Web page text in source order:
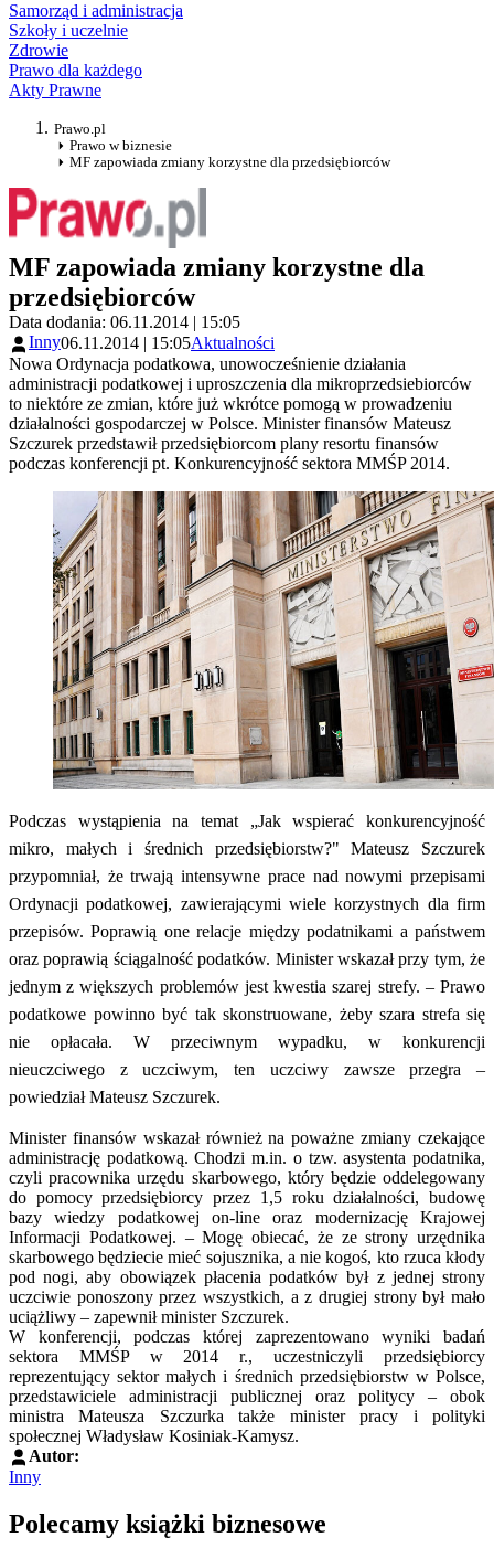
Samorząd i administracja
Szkoły i uczelnie
Zdrowie
Prawo dla każdego
Akty Prawne
Prawo.pl
Prawo w biznesie
MF zapowiada zmiany korzystne dla przedsiębiorców
MF zapowiada zmiany korzystne dla
przedsiębiorców
Data dodania: 06.11.2014 | 15:05
Inny06.11.2014 | 15:05Aktualności
Nowa Ordynacja podatkowa, unowocześnienie działania
administracji podatkowej i uproszczenia dla mikroprzedsiebiorców
to niektóre ze zmian, które już wkrótce pomogą w prowadzeniu
działalności gospodarczej w Polsce. Minister finansów Mateusz
Szczurek przedstawił przedsiębiorcom plany resortu finansów
podczas konferencji pt. Konkurencyjność sektora MMŚP 2014.
Podczas wystąpienia na temat „Jak wspierać konkurencyjność
mikro, małych i średnich przedsiębiorstw?" Mateusz Szczurek
przypomniał, że trwają intensywne prace nad nowymi przepisami
Ordynacji podatkowej, zawierającymi wiele korzystnych dla firm
przepisów. Poprawią one relacje między podatnikami a państwem
oraz poprawią ściągalność podatków. Minister wskazał przy tym, że
jednym z większych problemów jest kwestia szarej strefy. – Prawo
podatkowe powinno być tak skonstruowane, żeby szara strefa się
nie opłacała. W przeciwnym wypadku, w konkurencji
nieuczciwego z uczciwym, ten uczciwy zawsze przegra –
powiedział Mateusz Szczurek.
Minister finansów wskazał również na poważne zmiany czekające
administrację podatkową. Chodzi m.in. o tzw. asystenta podatnika,
czyli pracownika urzędu skarbowego, który będzie oddelegowany
do pomocy przedsiębiorcy przez 1,5 roku działalności, budowę
bazy wiedzy podatkowej on-line oraz modernizację Krajowej
Informacji Podatkowej. – Mogę obiecać, że ze strony urzędnika
skarbowego będziecie mieć sojusznika, a nie kogoś, kto rzuca kłody
pod nogi, aby obowiązek płacenia podatków był z jednej strony
uczciwie ponoszony przez wszystkich, a z drugiej strony był mało
uciążliwy – zapewnił minister Szczurek.
W konferencji, podczas której zaprezentowano wyniki badań
sektora MMŚP w 2014 r., uczestniczyli przedsiębiorcy
reprezentujący sektor małych i średnich przedsiębiorstw w Polsce,
przedstawiciele administracji publicznej oraz politycy – obok
ministra Mateusza Szczurka także minister pracy i polityki
społecznej Władysław Kosiniak-Kamysz.
Autor:
Inny
Polecamy książki biznesowe